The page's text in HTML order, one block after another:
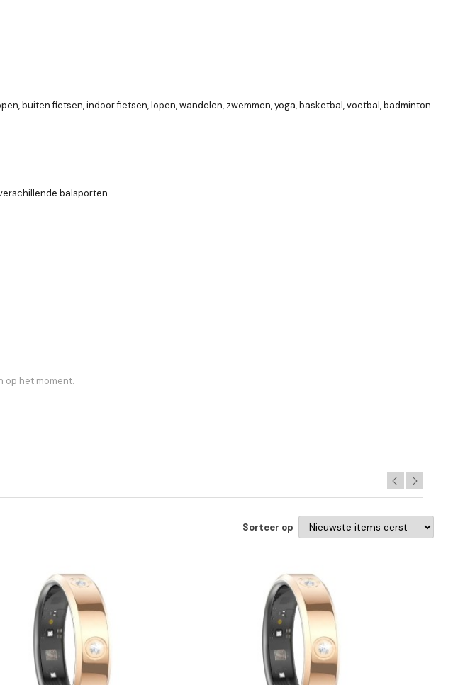
buiten fietsen, indoor fietsen, lopen, wandelen, zwemmen, yoga, basketbal, voetbal, badminton
balsporten.
op het moment.
Sorteer op